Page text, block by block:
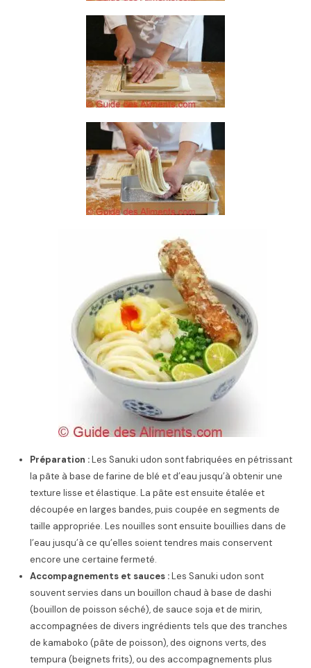
Préparation :Les Sanuki udon sont fabriquées en pétrissant
la pâte à base de farine de blé et d’eau jusqu’à obtenir une
texture lisse et élastique. La pâte est ensuite étalée et
découpée en larges bandes, puis coupée en segments de
taille appropriée. Les nouilles sont ensuite bouillies dans de
l’eau jusqu’à ce qu’elles soient tendres mais conservent
encore une certaine fermeté.
Accompagnements et sauces :Les Sanuki udon sont
souvent servies dans un bouillon chaud à base de dashi
(bouillon de poisson séché), de sauce soja et de mirin,
accompagnées de divers ingrédients tels que des tranches
de kamaboko (pâte de poisson), des oignons verts, des
tempura (beignets frits), ou des accompagnements plus